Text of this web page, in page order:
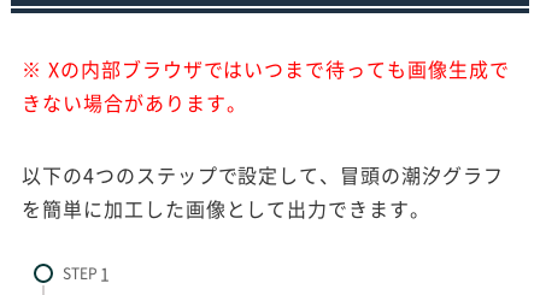
※ Xの内部ブラウザではいつまで待っても画像生成で
きない場合があります。
以下の4つのステップで設定して、冒頭の潮汐グラフ
を簡単に加工した画像として出力できます。
STEP